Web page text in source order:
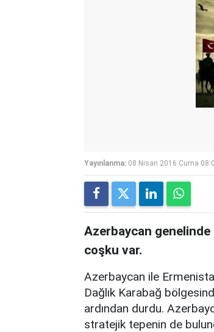
Yayınlanma: 08 Nisan 2016 Cuma
Azerbaycan
coşku var.
Azerbaycan ile
Dağlık Karabağ
ardından durdu.
stratejik tepenin de